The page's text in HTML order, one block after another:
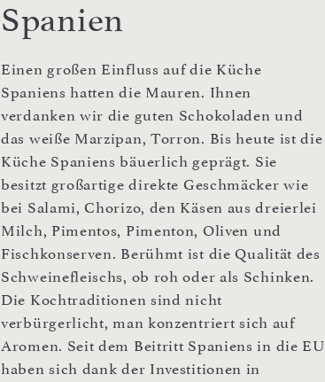
Spanien
Einen großen Einfluss auf die Küche
Spaniens hatten die Mauren. Ihnen
verdanken wir die guten Schokoladen und
das weiße Marzipan, Torron. Bis heute ist die
Küche Spaniens bäuerlich geprägt. Sie
besitzt großartige direkte Geschmäcker wie
bei Salami, Chorizo, den Käsen aus dreierlei
Milch, Pimentos, Pimenton, Oliven und
Fischkonserven. Berühmt ist die Qualität des
Schweinefleischs, ob roh oder als Schinken.
Die Kochtraditionen sind nicht
verbürgerlicht, man konzentriert sich auf
Aromen. Seit dem Beitritt Spaniens in die EU
haben sich dank der Investitionen in